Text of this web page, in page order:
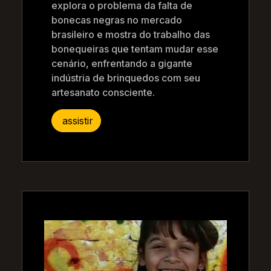
explora o problema da falta de
bonecas negras no mercado
brasileiro e mostra do trabalho das
bonequeiras que tentam mudar esse
cenário, enfrentando a gigante
indústria de brinquedos com seu
artesanato consciente.
assistir